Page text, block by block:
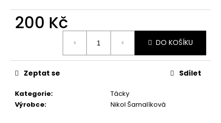
200 Kč
DO KOŠÍKU
Kategorie:
Tácky
Výrobce: Nikol Šamalíková
Zeptat se Sdílet
D
o
p
o